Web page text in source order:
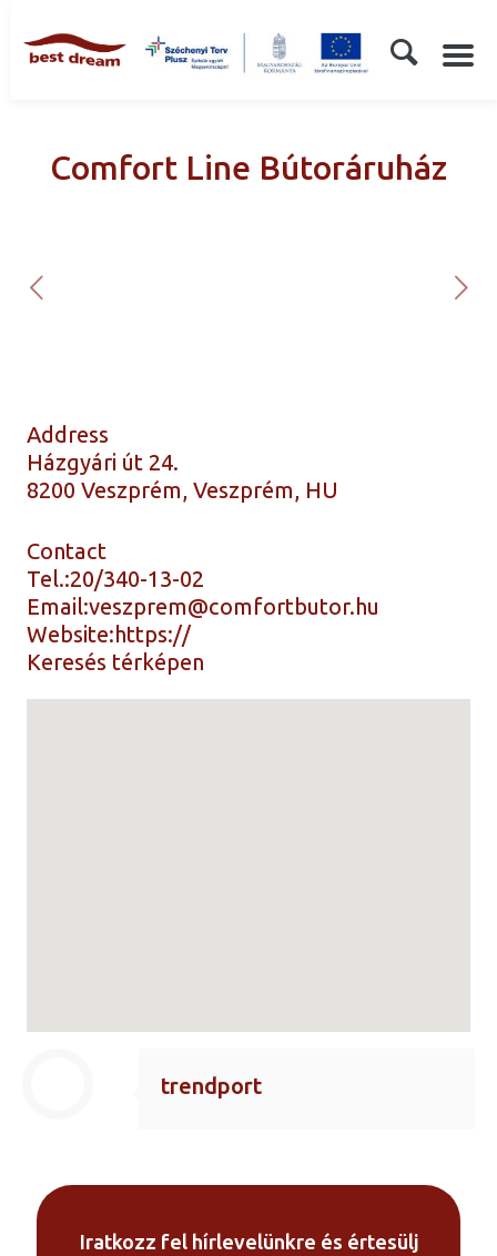
Comfort Line Bútoráruház
Address
Házgyári út 24.
8200 Veszprém, Veszprém, HU
Contact
Tel.:20/340-13-02
Email:veszprem@comfortbutor.hu
Website:https://
Keresés térképen
trendport
Iratkozz fel hírlevelünkre és értesülj